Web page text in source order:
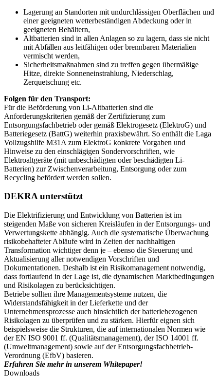
Lagerung an Standorten mit undurchlässigen Oberflächen und
einer geeigneten wetterbeständigen Abdeckung oder in
geeigneten Behältern,
Altbatterien sind in allen Anlagen so zu lagern, dass sie nicht
mit Abfällen aus leitfähigen oder brennbaren Materialien
vermischt werden,
Sicherheitsmaßnahmen sind zu treffen gegen übermäßige
Hitze, direkte Sonneneinstrahlung, Niederschlag,
Zerquetschung etc.
Folgen für den Transport:
Für die Beförderung von Li-Altbatterien sind die
Anforderungskriterien gemäß der Zertifizierung zum
Entsorgungsfachbetrieb oder gemäß Elektrogesetz (ElektroG) und
Batteriegesetz (BattG) weiterhin praxisbewährt. So enthält die Laga
Vollzugshilfe M31A zum ElektroG konkrete Vorgaben und
Hinweise zu den einschlägigen Sondervorschriften, wie
Elektroaltgeräte (mit unbeschädigten oder beschädigten Li-
Batterien) zur Zwischenverarbeitung, Entsorgung oder zum
Recycling befördert werden sollen.
DEKRA unterstützt
Die Elektrifizierung und Entwicklung von Batterien ist im
steigenden Maße von sicheren Kreisläufen in der Entsorgungs- und
Verwertungskette abhängig. Auch die systematische Überwachung
risikobehafteter Abläufe wird in Zeiten der nachhaltigen
Transformation wichtiger denn je – ebenso die Steuerung und
Aktualisierung aller notwendigen Vorschriften und
Dokumentationen. Deshalb ist ein Risikomanagement notwendig,
dass fortlaufend in der Lage ist, die dynamischen Marktbedingungen
und Risikolagen zu berücksichtigen.
Betriebe sollten ihre Managementsysteme nutzen, die
Widerstandsfähigkeit in der Lieferkette und der
Unternehmensprozesse auch hinsichtlich der batteriebezogenen
Risikolagen zu überprüfen und zu stärken. Hierfür eignen sich
beispielsweise die Strukturen, die auf internationalen Normen wie
der EN ISO 9001 ff. (Qualitätsmanagement), der ISO 14001 ff.
(Umweltmanagement) sowie auf der Entsorgungsfachbetrieb-
Verordnung (EfbV) basieren.
Erfahren Sie mehr in unserem Whitepaper!
Downloads